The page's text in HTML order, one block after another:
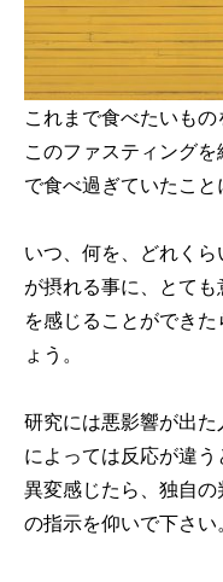
これまで食べたいもの
このファスティング
で食べ過ぎていたこと
いつ、何を、どれく
が摂れる事に、とて
を感じることができ
ょう。
研究には悪影響が出
によっては反応が違う
異変感じたら、独自
の指示を仰いで下さい。